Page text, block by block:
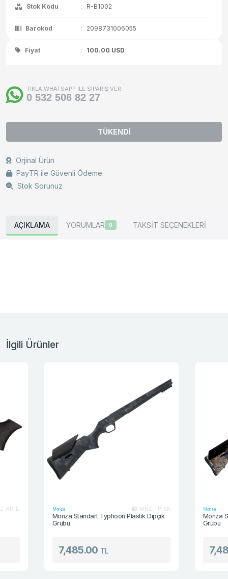
Stok Kodu : R-B1002
Barokod : 2098731006055
Fiyat : 100.00 USD
TIKLA WHATSAPP İLE SİPARİŞ VER
0 532 506 82 27
TÜKENDİ
Orjinal Ürün
PayTR ile Güvenli Ödeme
Stok Sorunuz
AÇIKLAMA YORUMLAR 0 TAKSİT SEÇENEKLERİ
İlgili Ürünler
MNZ-TP-SK
Monza Standart Typhoon Plastik Dipçik
7,485.00TL
Monza